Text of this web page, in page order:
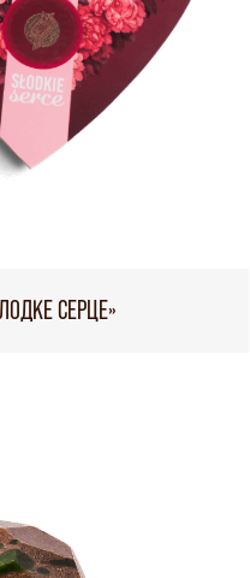
СЕРЦЕ»